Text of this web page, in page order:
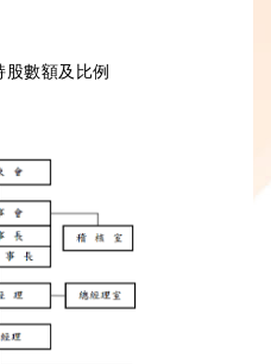
p
i
數額及比例